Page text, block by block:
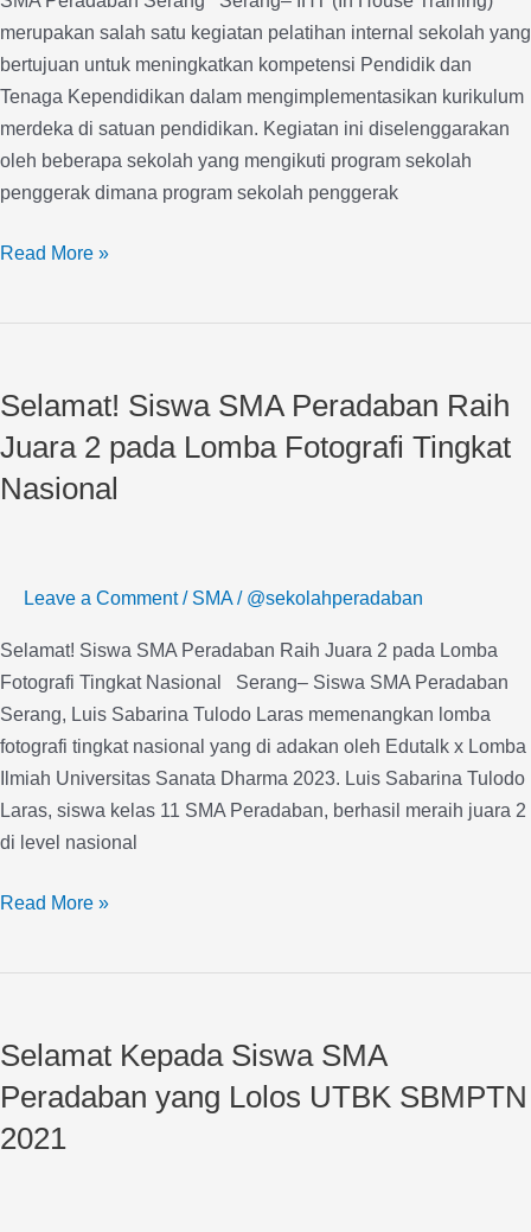
merupakan salah satu kegiatan pelatihan internal sekolah yang
bertujuan untuk meningkatkan kompetensi Pendidik dan
Tenaga Kependidikan dalam mengimplementasikan kurikulum
merdeka di satuan pendidikan. Kegiatan ini diselenggarakan
oleh beberapa sekolah yang mengikuti program sekolah
penggerak dimana program sekolah penggerak
Read More »
Selamat! Siswa SMA Peradaban Raih
Juara 2 pada Lomba Fotografi Tingkat
Nasional
Leave a Comment / SMA/ @sekolahperadaban
Selamat! Siswa SMA Peradaban Raih Juara 2 pada Lomba
Fotografi Tingkat Nasional Serang– Siswa SMA Peradaban
Serang, Luis Sabarina Tulodo Laras memenangkan lomba
fotografi tingkat nasional yang di adakan oleh Edutalk x Lomba
Ilmiah Universitas Sanata Dharma 2023. Luis Sabarina Tulodo
Laras, siswa kelas 11 SMA Peradaban, berhasil meraih juara 2
di level nasional
SMA
Peradaban
Juara
Lomba
Tingkat
Nasional
Read More »
Selamat Kepada Siswa SMA
Peradaban yang Lolos UTBK SBMPTN
2021
Siswa
SMA
yang